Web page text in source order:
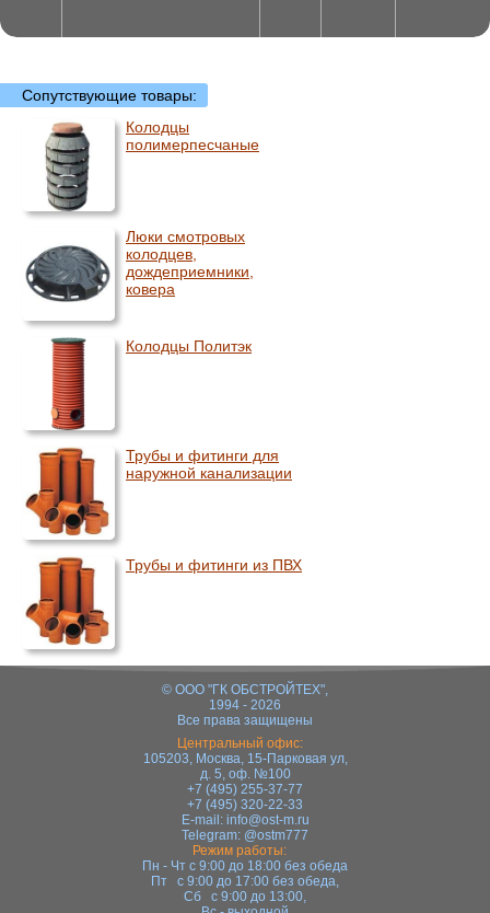
Сопутствующие товары:
Колодцы
полимерпесчаные
Люки смотровых
колодцев,
дождеприемники,
ковера
Колодцы Политэк
Трубы и фитинги для
наружной канализации
Трубы и фитинги из ПВХ
© ООО "ГК ОБСТРОЙТЕХ",
1994 - 2026
Все права защищены
Центральный офис:
105203, Москва, 15-Парковая ул,
д. 5, оф. №100
+7 (495) 255-37-77
+7 (495) 320-22-33
E-mail: info@ost-m.ru
Telegram: @ostm777
Режим работы:
Пн - Чт с 9:00 до 18:00 без обеда
Пт с 9:00 до 17:00 без обеда,
Сб с 9:00 до 13:00,